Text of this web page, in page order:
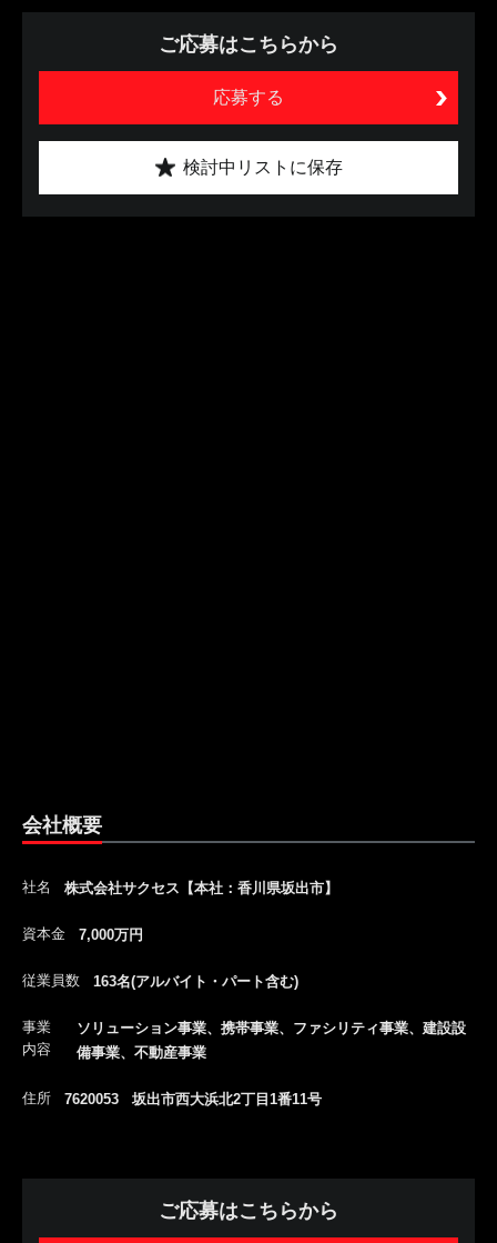
ご応募はこちらから
応募する
検討中リストに保存
会社概要
社名 株式会社サクセス【本社：香川県坂出市】
資本金 7,000万円
従業員数 163名(アルバイト・パート含む)
事業
内容
ソリューション事業、携帯事業、ファシリティ事業、建設設
備事業、不動産事業
住所 7620053 坂出市西大浜北2丁目1番11号
ご応募はこちらから